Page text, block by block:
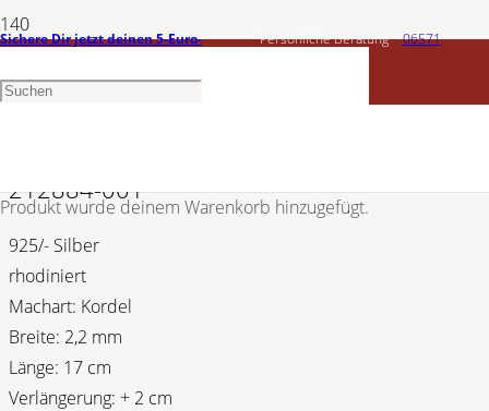
Sichere Dir jetzt deinen 5-Euro-
Gutschein
Persönliche Beratung 06571
Produktwurde deinem Warenkorb hinzugefügt.
212884-001
925/- Silber
rhodiniert
Machart: Kordel
Breite: 2,2 mm
Länge: 17 cm
Verlängerung: + 2 cm